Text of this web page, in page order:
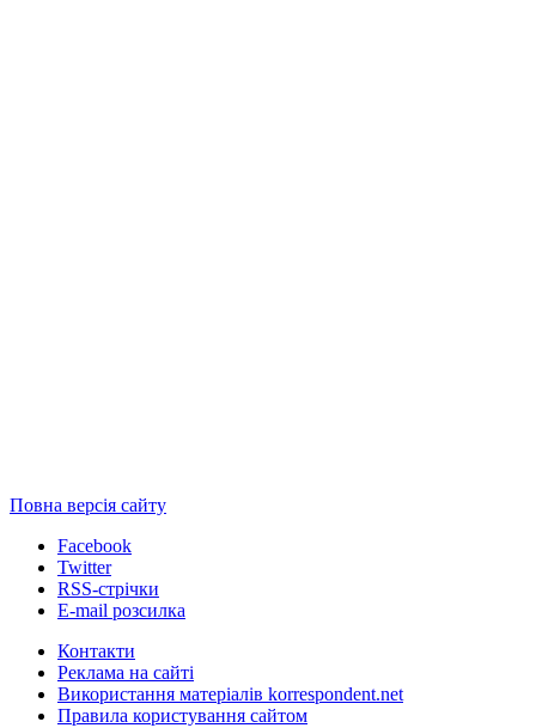
Повна версія сайту
Facebook
Twitter
RSS-стрічки
E-mail розсилка
Контакти
Реклама на сайті
Використання матеріалів korrespondent.net
Правила користування сайтом